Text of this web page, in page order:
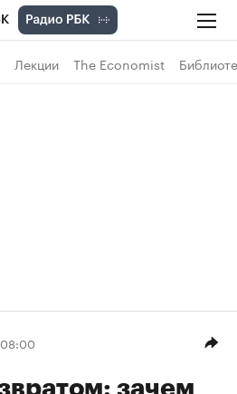
Лекции The Economist
08:00
зачем